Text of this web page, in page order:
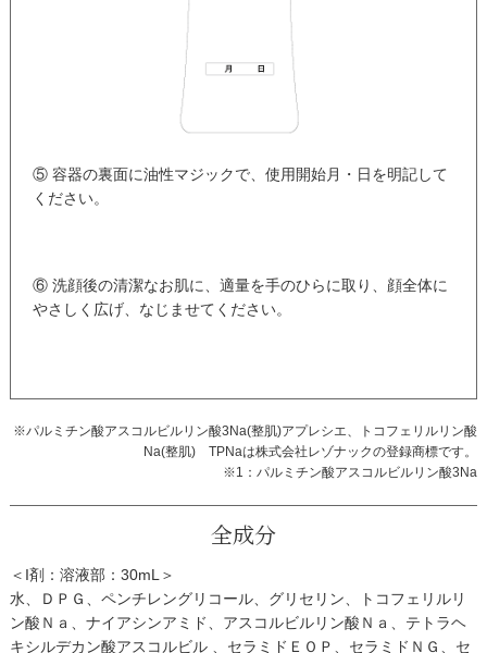
⑤ 容器の裏面に油性マジックで、使用開始月・日を明記して
ください。
⑥ 洗顔後の清潔なお肌に、適量を手のひらに取り、顔全体に
やさしく広げ、なじませてください。
※パルミチン酸アスコルビルリン酸3Na(整肌)アプレシエ、トコフェリルリン酸
Na(整肌) TPNaは株式会社レゾナックの登録商標です。
※1：パルミチン酸アスコルビルリン酸3Na
全成分
＜I剤：溶液部：30mL＞
水、ＤＰＧ、ペンチレングリコール、グリセリン、トコフェリルリ
ン酸Ｎａ、ナイアシンアミド、アスコルビルリン酸Ｎａ、テトラヘ
キシルデカン酸アスコルビル 、セラミドＥＯＰ、セラミドＮＧ、セ